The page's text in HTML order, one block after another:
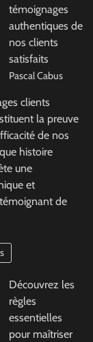
témoignages
authentiques de
nos clients
satisfaits
Pascal Cabus
clients
la preuve
de nos
histoire
une
et
de
Découvrez les
règles
essentielles
pour maîtriser